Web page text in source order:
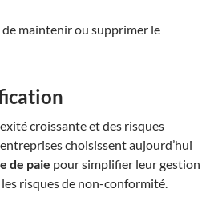
de maintenir ou supprimer le
croissante et des risques
choisissent aujourd’hui
de paie pour simplifier leur gestion
risques de non-conformité.